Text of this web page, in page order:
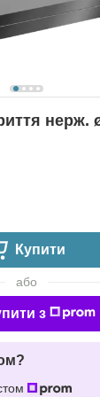
нерж.
Купити
або
з